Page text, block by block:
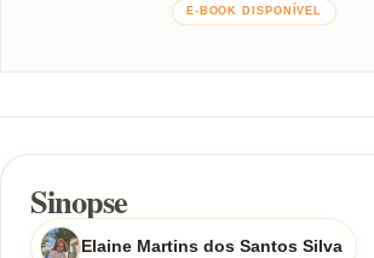
E-BOOK DISPONÍVEL
Sinopse
Elaine Martins dos Santos Silva